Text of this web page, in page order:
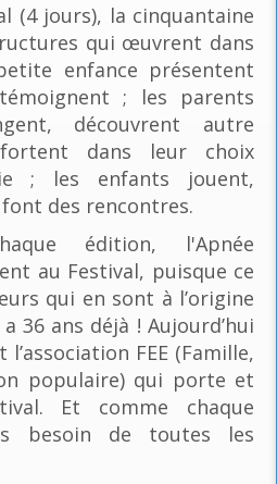
(4 jours), la cinquantaine
qui œuvrent dans
enfance présentent
; les parents
découvrent autre
dans leur choix
; les enfants jouent,
des rencontres.
édition, l'Apnée
au Festival, puisque ce
qui en sont à l’origine
36 ans déjà ! Aujourd’hui
l’association FEE (Famille,
populaire) qui porte et
Et comme chaque
besoin de toutes les